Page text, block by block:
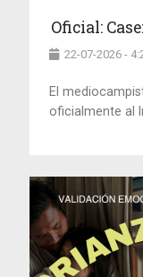
Oficial:
22-07-2026 -
El
oficialmente al